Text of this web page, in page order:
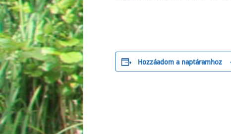
Hozzáadom a naptáramhoz